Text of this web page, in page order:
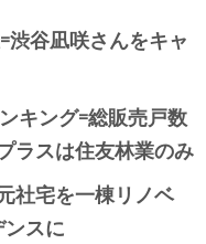
渋谷凪咲さんをキャ
キング=総販売戸数
ラスは住友林業のみ
社宅を一棟リノベ
スに